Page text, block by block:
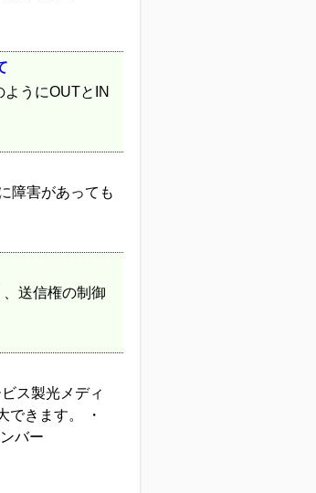
うにOUTとIN
障害があっても
送信権の制御
ス製光メディ
できます。 ・
バー